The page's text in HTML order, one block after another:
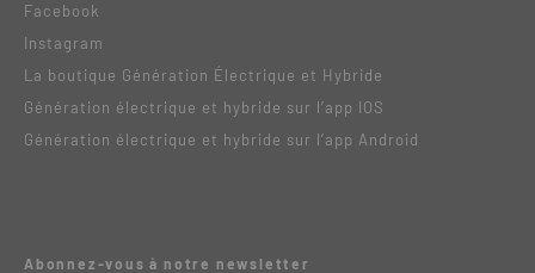
Facebook
Instagram
La boutique Génération Électrique et Hybride
Génération électrique et hybride sur l’app IOS
Génération électrique et hybride sur l’app Android
Abonnez-vous à notre newsletter